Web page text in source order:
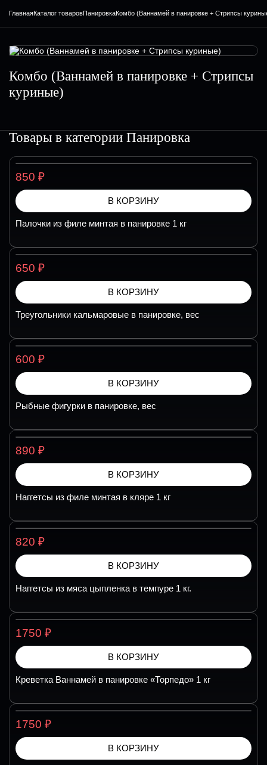
ГлавнаяКаталог товаровПанировкаКомбо (Ваннамей в панировке + Стрипсы
Комбо (Ваннамей в панировке + Стрипсы
куриные)
Товары в категории Панировка
850 ₽
В КОРЗИНУ
Палочки из филе минтая в панировке 1 кг
650 ₽
В КОРЗИНУ
Треугольники кальмаровые в панировке, вес
600 ₽
В КОРЗИНУ
Рыбные фигурки в панировке, вес
890 ₽
В КОРЗИНУ
Наггетсы из филе минтая в кляре 1 кг
820 ₽
В КОРЗИНУ
Наггетсы из мяса цыпленка в темпуре 1 кг.
1750 ₽
В КОРЗИНУ
Креветка Ваннамей в панировке «Торпедо» 1 кг
1750 ₽
В КОРЗИНУ